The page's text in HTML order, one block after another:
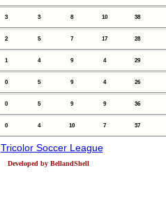
3 3 8 10 38
2 5 7 17 28
1 4 9 4 29
0 5 9 4 26
0 5 9 9 36
0 4 10 7 37
Tricolor Soccer League
Developed by BellandShell